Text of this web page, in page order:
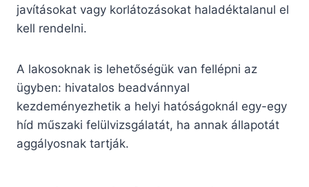
javításokat vagy korlátozásokat haladéktalanul el
kell rendelni.
A lakosoknak is lehetőségük van fellépni az
ügyben: hivatalos beadvánnyal
kezdeményezhetik a helyi hatóságoknál egy-egy
híd műszaki felülvizsgálatát, ha annak állapotát
aggályosnak tartják.